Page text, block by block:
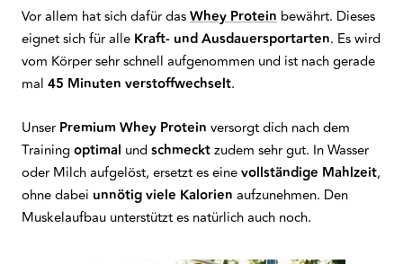
Vor allem hat sich dafür dasWhey Protein bewährt. Dieses
eignet sich für alle Kraft- und Ausdauersportarten. Es wird
vom Körper sehr schnell aufgenommen und ist nach gerade
mal 45 Minuten verstoffwechselt.
Unser Premium Whey Protein versorgt dich nach dem
Trainingoptimal undschmecktzudem sehr gut. In Wasser
oder Milch aufgelöst, ersetzt es einevollständige Mahlzeit,
ohne dabei unnötig viele Kalorien aufzunehmen. Den
Muskelaufbau unterstützt es natürlich auch noch.